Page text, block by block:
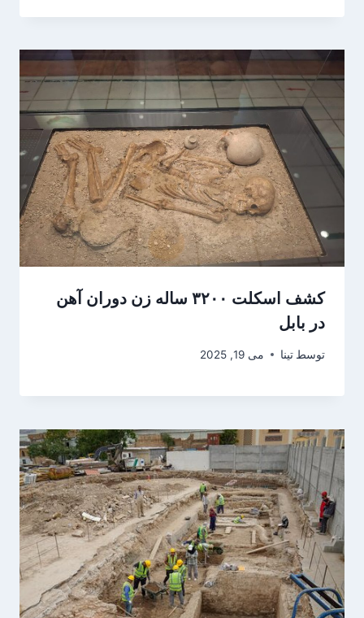
کشف اسکلت ۳۲۰۰ ساله زن دوران آهن
در بابل
توسط تینا می 19, 2025